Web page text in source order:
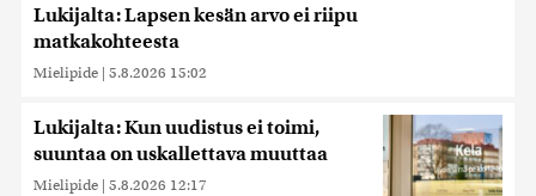
Lukijalta: Lapsen kesän arvo ei riipu
matkakohteesta
Mielipide | 5.8.2026 15:02
Lukijalta: Kun uudistus ei toimi,
suuntaa on uskallettava muuttaa
Mielipide | 5.8.2026 12:17